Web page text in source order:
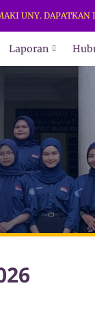
DAPATKAN
Laporan